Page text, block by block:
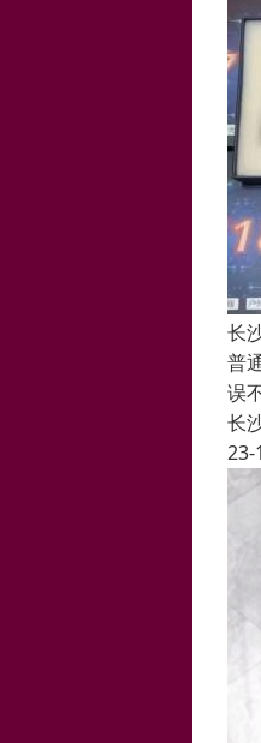
长
普
误
长
23-